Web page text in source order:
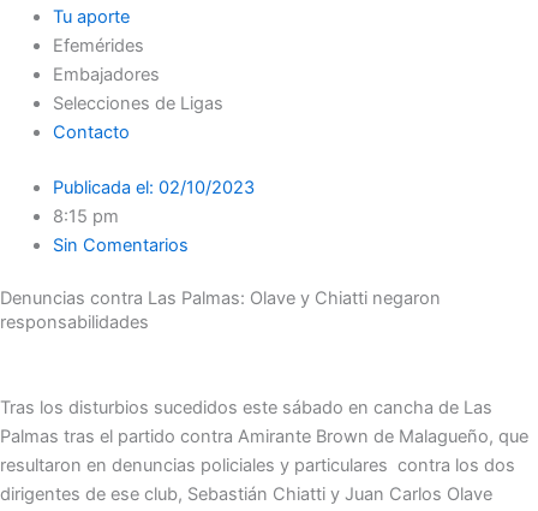
Tu aporte
Efemérides
Embajadores
Selecciones de Ligas
Contacto
Publicada el: 02/10/2023
8:15 pm
Sin Comentarios
Denuncias contra Las Palmas: Olave y Chiatti negaron
responsabilidades
Tras los disturbios sucedidos este sábado en cancha de Las
Palmas tras el partido contra Amirante Brown de Malagueño, que
resultaron en denuncias policiales y particulares contra los dos
dirigentes de ese club, Sebastián Chiatti y Juan Carlos Olave